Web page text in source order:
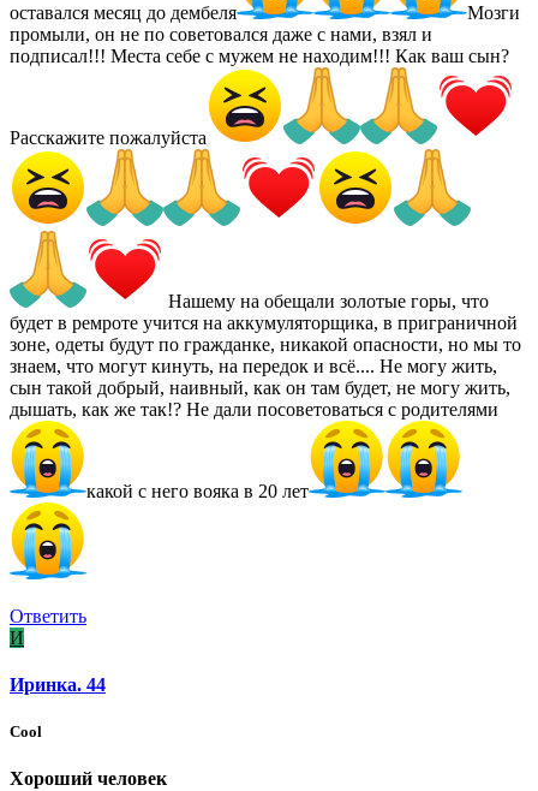
оставался месяц до дембеля
Мозги
промыли, он не по советовался даже с нами, взял и
подписал!!! Места себе с мужем не находим!!! Как ваш сын?
Расскажите пожалуйста
Нашему на обещали золотые горы, что
будет в ремроте учится на аккумуляторщика, в приграничной
зоне, одеты будут по гражданке, никакой опасности, но мы то
знаем, что могут кинуть, на передок и всё.... Не могу жить,
сын такой добрый, наивный, как он там будет, не могу жить,
дышать, как же так!? Не дали посоветоваться с родителями
какой с него вояка в 20 лет
Ответить
И
Иринка. 44
Cool
Хороший человек